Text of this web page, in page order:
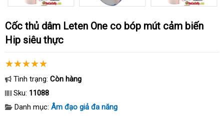
Cốc thủ dâm Leten One co bóp mút cảm biến
Hip siêu thực
Tình trạng: Còn hàng
Sku: 11088
Danh mục: Âm đạo giả đa năng